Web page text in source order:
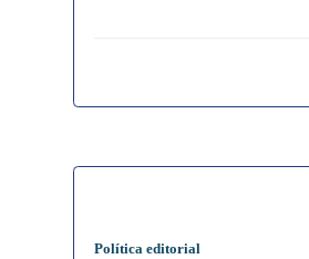
Política editorial